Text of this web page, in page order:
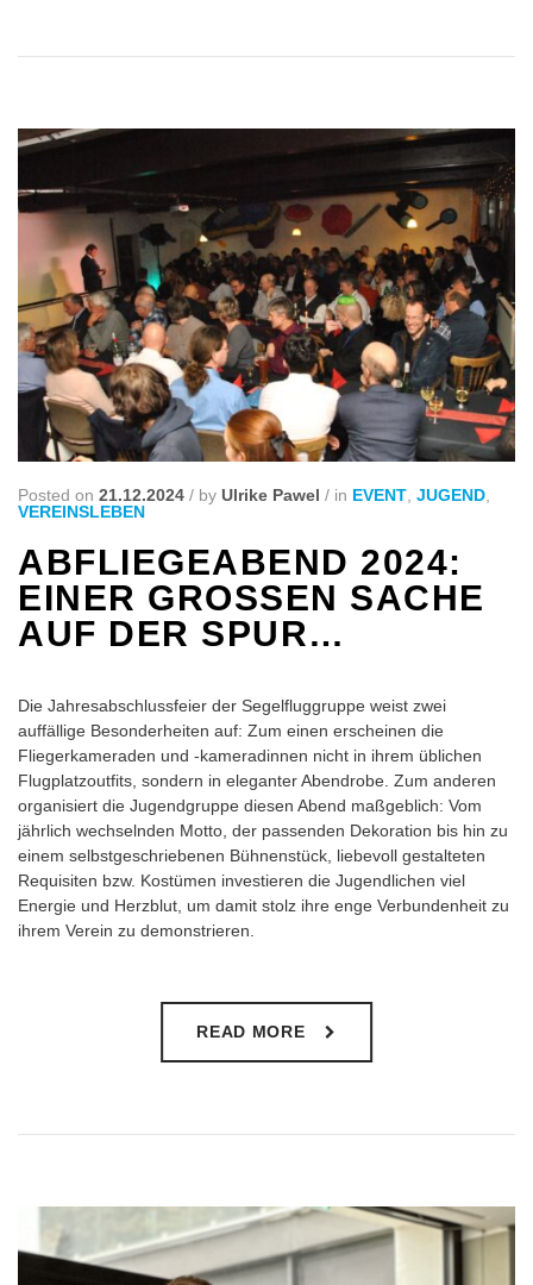
Posted on 21.12.2024 / by Ulrike Pawel / in EVENT JUGEND
VEREINSLEBEN
ABFLIEGEABEND 2024:
EINER GROSSEN SACHE A
UF DER SPUR…
Die Jahresabschlussfeier der Segelfluggruppe weist zwei
auffällige Besonderheiten auf: Zum einen erscheinen die
Fliegerkameraden und -kameradinnen nicht in ihrem üblichen
Flugplatzoutfits, sondern in eleganter Abendrobe. Zum anderen
organisiert die Jugendgruppe diesen Abend maßgeblich: Vom
jährlich wechselnden Motto, der passenden Dekoration bis hin zu
einem selbstgeschriebenen Bühnenstück, liebevoll gestalteten
Requisiten bzw. Kostümen investieren die Jugendlichen viel
Energie und Herzblut, um damit stolz ihre enge Verbundenheit zu
ihrem Verein zu demonstrieren.
READ MORE